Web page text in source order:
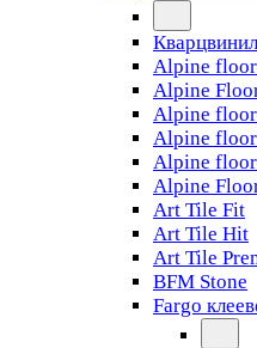
Alpine floor
Alpine
Alpine floor
Alpine
Alpine
Alpine
Art Tile Fit
Art Tile Hit
Art Tile
BFM Stone
Fargo